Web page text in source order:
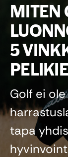
MITEN
5
Golf ei
tapa